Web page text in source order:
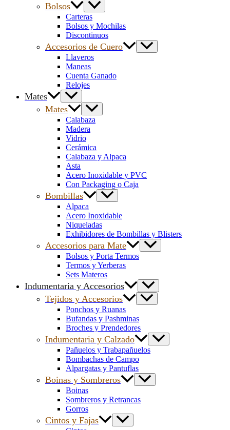
Bolsos
Carteras
Bolsos y Mochilas
Discontinuos
Accesorios de Cuero
Llaveros
Maneas
Cuenta Ganado
Relojes
Mates
Mates
Calabaza
Madera
Vidrio
Cerámica
Calabaza y Alpaca
Asta
Acero Inoxidable y PVC
Con Packaging o Caja
Bombillas
Alpaca
Acero Inoxidable
Niqueladas
Exhibidores de Bombillas y Blisters
Accesorios para Mate
Bolsos y Porta Termos
Termos y Yerberas
Sets Materos
Indumentaria y Accesorios
Tejidos y Accesorios
Ponchos y Ruanas
Bufandas y Pashminas
Broches y Prendedores
Indumentaria y Calzado
Pañuelos y Trabapañuelos
Bombachas de Campo
Alpargatas y Pantuflas
Boinas y Sombreros
Boinas
Sombreros y Retrancas
Gorros
Cintos y Fajas